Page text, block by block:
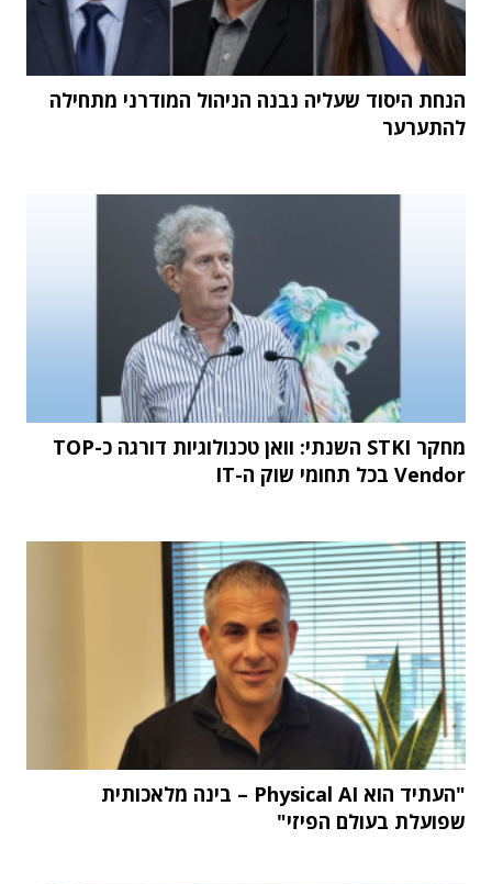
הנחת היסוד שעליה נבנה הניהול המודרני מתחילה
להתערער
מחקר STKI השנתי: וואן טכנולוגיות דורגה כ-TOP
Vendor בכל תחומי שוק ה-IT
"העתיד הוא Physical AI – בינה מלאכותית
שפועלת בעולם הפיזי"